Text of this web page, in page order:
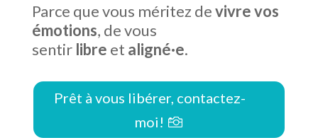
Parce que vous méritez devivre vos
émotions, de vous
sentir libre et aligné·e.
Prêt à vous libérer, contactez-
moi!